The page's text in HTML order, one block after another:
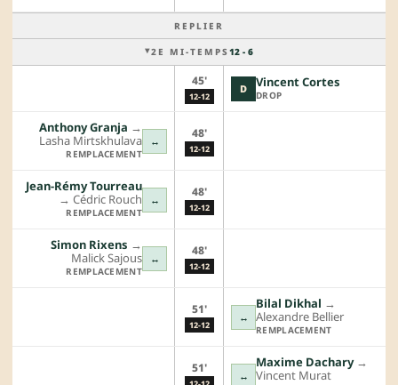
REPLIER
2E MI-TEMPS 12 - 6
45'
12-12
D Vincent Cortes
DROP
↔
Anthony Granja →︎
Lasha Mirtskhulava
REMPLACEMENT
48'
12-12
↔
Jean-Rémy Tourreau
→︎ Cédric Rouch
REMPLACEMENT
48'
12-12
↔
Simon Rixens →︎
Malick Sajous
REMPLACEMENT
48'
12-12
51'
12-12
↔
Bilal Dikhal →︎
Alexandre Bellier
REMPLACEMENT
51'
↔
Maxime Dachary→︎
Vincent Murat